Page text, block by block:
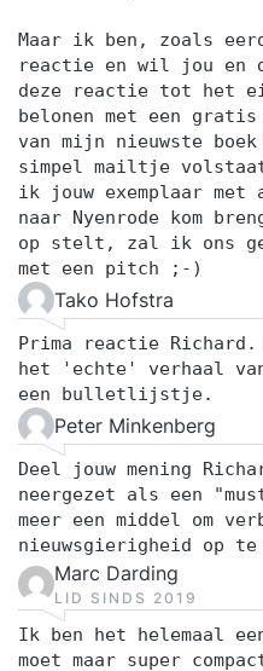
Maar ik ben, zoals
reactie en wil jou en
deze reactie tot het
belonen met een gratis
van mijn nieuwste
simpel mailtje
ik jouw exemplaar
naar Nyenrode kom
op stelt, zal ik ons
met een pitch ;-)
Tako Hofstra
Prima reactie Richard.
het 'echte' verhaal
een bulletlijstje.
Peter Minkenberg
Deel jouw mening
neergezet als een
meer een middel om
nieuwsgierigheid op
Marc Darding
LID SINDS 2019
Ik ben het helemaal
moet maar super